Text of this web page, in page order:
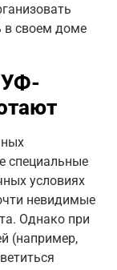
в своем доме
УФ-
специальные
условиях
невидимые
Однако при
(например,